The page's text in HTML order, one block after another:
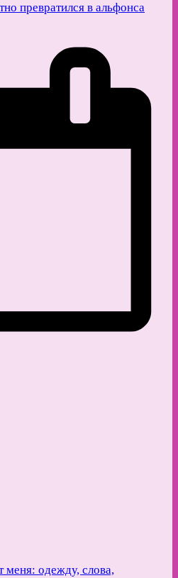
превратился в альфонса
меня: одежду, слова,